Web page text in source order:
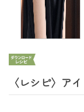
〈レシピ〉ア